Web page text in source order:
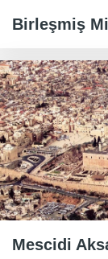
Birleşmiş
Mescidi